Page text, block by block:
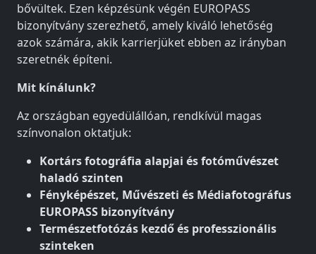
bővültek. Ezen képzésünk végén EUROPASS
bizonyítvány szerezhető, amely kiváló lehetőség
azok számára, akik karrierjüket ebben az irányban
szeretnék építeni.
Mit kínálunk?
Az országban egyedülállóan, rendkívül magas
színvonalon oktatjuk:
Kortárs fotográfia alapjai és fotóművészet
haladó szinten
Fényképészet, Művészeti és Médiafotográfus
EUROPASS bizonyítvány
Természetfotózás kezdő és professzionális
szinteken